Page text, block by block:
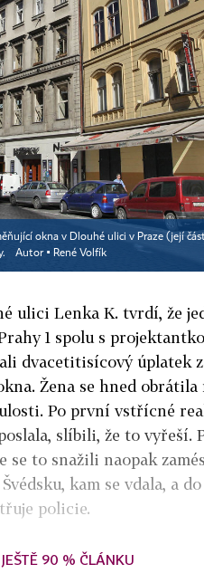
okna v Dlouhé ulici v Praze (její
Autor ▪ René Volfík
ulici Lenka K. tvrdí, že
1 spolu s
dvacetitisícový úplatek
Žena se hned obrátila
Po první vstřícné
slíbili, že to vyřeší.
se to snažili naopak
kam se vdala, a
policie.
90 % ČLÁNKU